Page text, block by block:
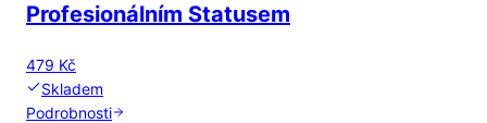
Profesionálním Statusem
479 Kč
Skladem
Podrobnosti